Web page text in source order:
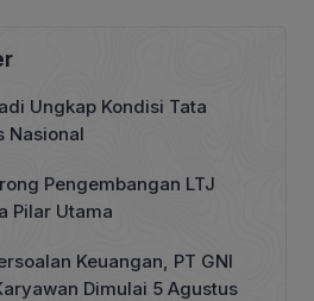
Ungkap Kondisi Tata
Nasional
Pengembangan LTJ
Pilar Utama
Keuangan, PT GNI
Dimulai 5 Agustus